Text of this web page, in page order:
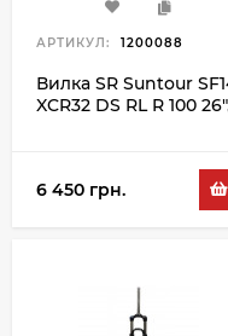
АРТИКУЛ: 1200088
Вилка SR Suntour
XCR32 DS RL R 100
6 450 грн.